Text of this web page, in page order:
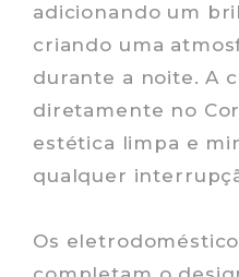
adicionando um
criando uma
durante a noite. A
diretamente no
estética limpa e
qualquer
Os